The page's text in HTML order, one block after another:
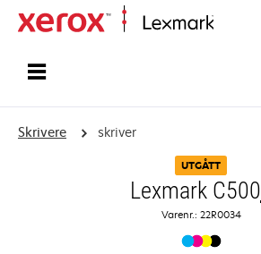
Skrivere skriver
UTGÅTT
Lexmark C500
Varenr.: 22R0034